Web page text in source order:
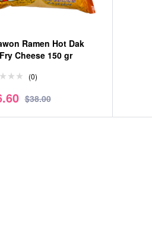
Ramen Hot Dak
Cheese 150 gr
(0)
$38.00